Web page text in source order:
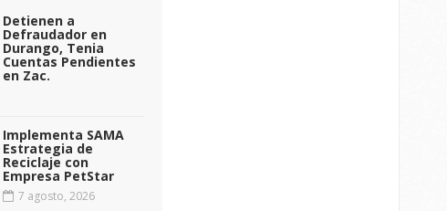
Detienen a
Defraudador en
Durango, Tenia
Cuentas Pendientes
en Zac.
Implementa SAMA
Estrategia de
Reciclaje con
Empresa PetStar
7 agosto, 2026